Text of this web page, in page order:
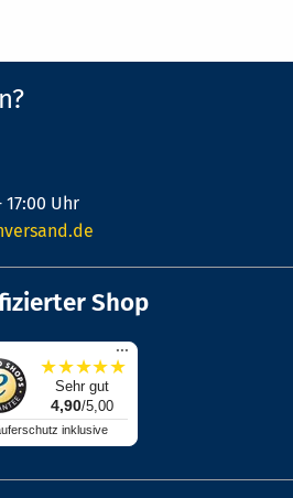
Uhr
Shop
...
★★★★★
Sehr gut
4,90/5,00
inklusive